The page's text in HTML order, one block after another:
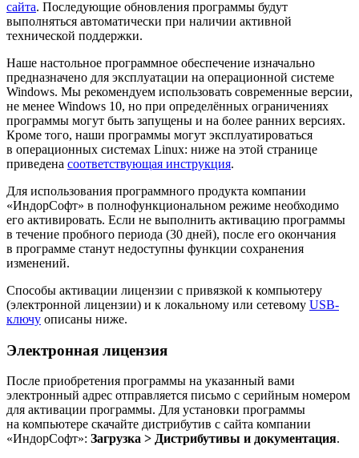
сайта. Последующие обновления программы будут
выполняться автоматически при наличии активной
технической поддержки.
Наше настольное программное обеспечение изначально
предназначено для эксплуатации на операционной системе
Windows. Мы рекомендуем использовать современные версии,
не менее Windows 10, но при определённых ограничениях
программы могут быть запущены и на более ранних версиях.
Кроме того, наши программы могут эксплуатироваться
в операционных системах Linux: ниже на этой странице
приведена соответствующая инструкция.
Для использования программного продукта компании
«ИндорСофт» в полнофункциональном режиме необходимо
его активировать. Если не выполнить активацию программы
в течение пробного периода (30 дней), после его окончания
в программе станут недоступны функции сохранения
изменений.
Способы активации лицензии с привязкой к компьютеру
(электронной лицензии) и к локальному или сетевому USB-
ключу описаны ниже.
Электронная лицензия
После приобретения программы на указанный вами
электронный адрес отправляется письмо с серийным номером
для активации программы. Для установки программы
на компьютере скачайте дистрибутив с сайта компании
«ИндорСофт»: Загрузка > Дистрибутивы и документация.